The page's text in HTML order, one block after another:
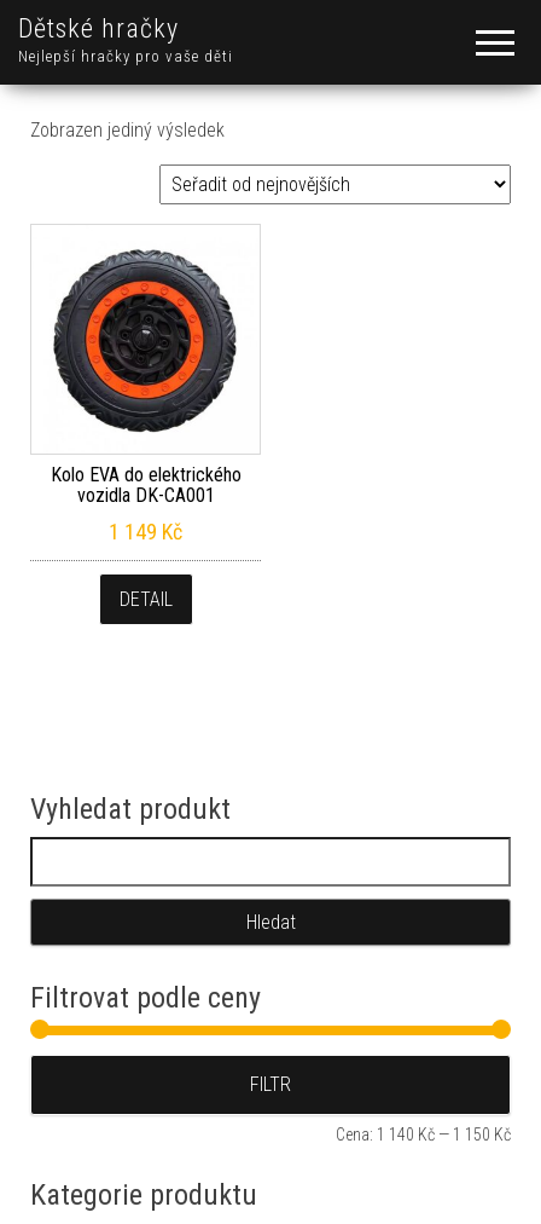
Dětské hračky
Nejlepší hračky pro vaše děti
Zobrazen jediný výsledek
Kolo EVA do elektrického
vozidla DK-CA001
1 149 Kč
DETAIL
Vyhledat produkt
Filtrovat podle ceny
FILTR
Cena: 1 140 Kč — 1 150 Kč
Kategorie produktu